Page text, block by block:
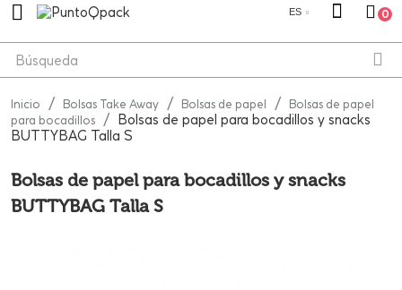
 ES 0
Inicio Bolsas Take Away Bolsas de papel
Bolsas de papel
para bocadillos
Bolsas de papel para bocadillos y snacks
BUTTYBAG Talla S
Bolsas de papel para bocadillos y snacks
BUTTYBAG Talla S